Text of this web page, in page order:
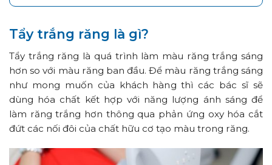
Tẩy trắng răng là gì?
Tẩy trắng răng là quá trình làm màu răng trắng sáng
hơn so với màu răng ban đầu. Để màu răng trắng sáng
như mong muốn của khách hàng thì các bác sĩ sẽ
dùng hóa chất kết hợp với năng lượng ánh sáng để
làm răng trắng hơn thông qua phản ứng oxy hóa cắt
đứt các nối đôi của chất hữu cơ tạo màu trong răng.